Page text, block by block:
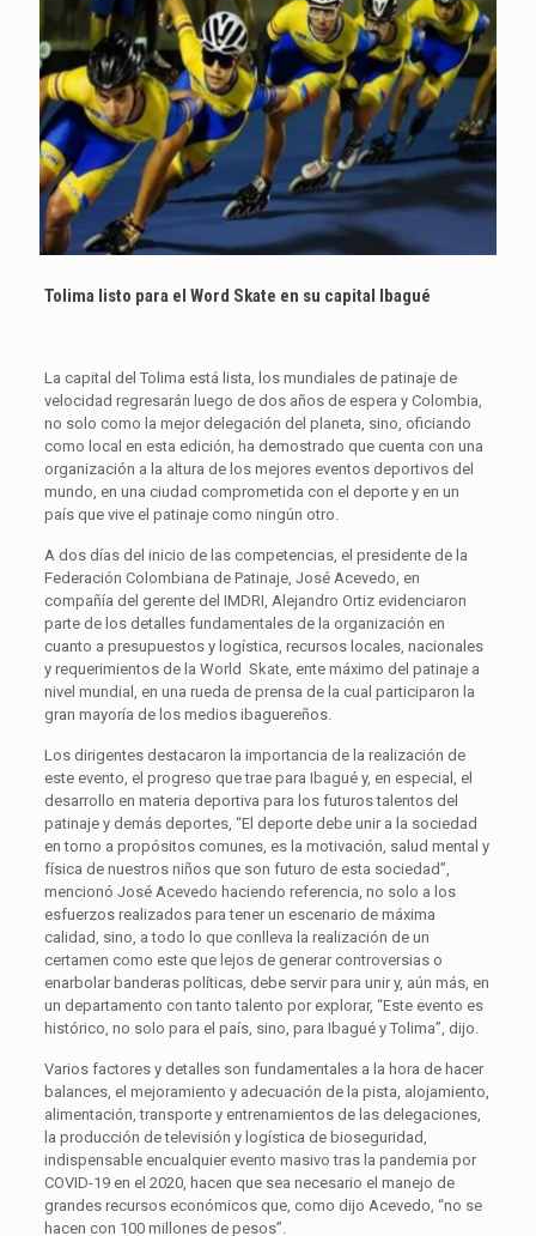
Tolima listo para el Word Skate en su capital Ibagué
La capital del Tolima está lista, los mundiales de patinaje de
velocidad regresarán luego de dos años de espera y Colombia,
no solo como la mejor delegación del planeta, sino, oficiando
como local en esta edición, ha demostrado que cuenta con una
organización a la altura de los mejores eventos deportivos del
mundo, en una ciudad comprometida con el deporte y en un
país que vive el patinaje como ningún otro.
A dos días del inicio de las competencias, el presidente de la
Federación Colombiana de Patinaje, José Acevedo, en
compañía del gerente del IMDRI, Alejandro Ortiz evidenciaron
parte de los detalles fundamentales de la organización en
cuanto a presupuestos y logística, recursos locales, nacionales
y requerimientos de la World Skate, ente máximo del patinaje a
nivel mundial, en una rueda de prensa de la cual participaron la
gran mayoría de los medios ibaguereños.
Los dirigentes destacaron la importancia de la realización de
este evento, el progreso que trae para Ibagué y, en especial, el
desarrollo en materia deportiva para los futuros talentos del
patinaje y demás deportes, “El deporte debe unir a la sociedad
en torno a propósitos comunes, es la motivación, salud mental y
física de nuestros niños que son futuro de esta sociedad”,
mencionó José Acevedo haciendo referencia, no solo a los
esfuerzos realizados para tener un escenario de máxima
calidad, sino, a todo lo que conlleva la realización de un
certamen como este que lejos de generar controversias o
enarbolar banderas políticas, debe servir para unir y, aún más, en
un departamento con tanto talento por explorar, “Este evento es
histórico, no solo para el país, sino, para Ibagué y Tolima”, dijo.
Varios factores y detalles son fundamentales a la hora de hacer
balances, el mejoramiento y adecuación de la pista, alojamiento,
alimentación, transporte y entrenamientos de las delegaciones,
la producción de televisión y logística de bioseguridad,
indispensable encualquier evento masivo tras la pandemia por
COVID-19 en el 2020, hacen que sea necesario el manejo de
grandes recursos económicos que, como dijo Acevedo, “no se
hacen con 100 millones de pesos”.